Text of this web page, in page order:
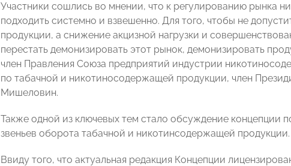
Участники сошлись во мнении, что к регулированию рынка
подходить системно и взвешенно. Для того, чтобы не
продукции, а снижение акцизной нагрузки и
перестать демонизировать этот рынок, демонизировать
член Правления Союза предприятий индустрии
по табачной и никотиносодержащей продукции, член
Мишеловин.
Также одной из ключевых тем стало обсуждение концепции
звеньев оборота табачной и никотинсодержащей продукции.
Ввиду того, что актуальная редакция Концепции